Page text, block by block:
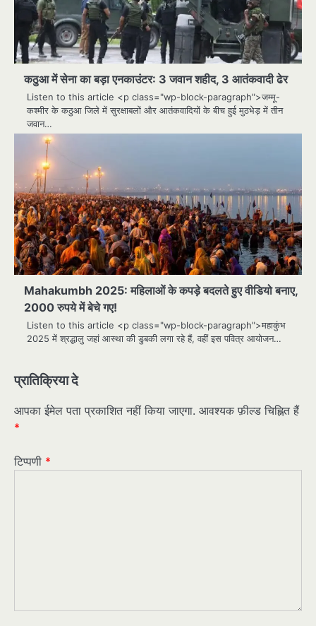
कठुआ में सेना का बड़ा एनकाउंटर: 3 जवान शहीद, 3 आतंकवादी ढेर
Listen to this article <p class="wp-block-paragraph">जम्मू-
कश्मीर के कठुआ जिले में सुरक्षाबलों और आतंकवादियों के बीच हुई मुठभेड़ में तीन
जवान…
Mahakumbh 2025: महिलाओं के कपड़े बदलते हुए वीडियो बनाए,
2000 रुपये में बेचे गए!
Listen to this article <p class="wp-block-paragraph">महाकुंभ
2025 में श्रद्धालु जहां आस्था की डुबकी लगा रहे हैं, वहीं इस पवित्र आयोजन…
प्रातिक्रिया दे
आपका ईमेल पता प्रकाशित नहीं किया जाएगा. आवश्यक फ़ील्ड चिह्नित हैं
*
टिप्पणी *